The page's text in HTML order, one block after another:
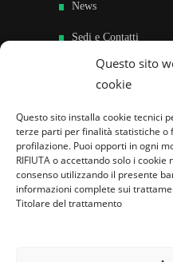
Questo sito
cookie
Questo sito installa cookie tecnici
terze parti per finalità statistiche o
profilazione. Puoi opporti in ogni
RIFIUTA o accettando solo i
consenso utilizzando il presente
informazioni complete sui
Titolare del trattamento
News
Sedi e Contatti
Sostieni
Famiglie per